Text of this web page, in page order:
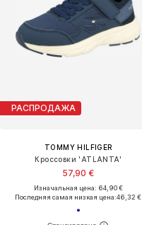
РАСПРОДАЖА
TOMMY HILFIGER
Кроссовки 'ATLANTA'
57,90 €
Изначальная цена: 64,90 €
Последняя самая низкая цена:46,32 €